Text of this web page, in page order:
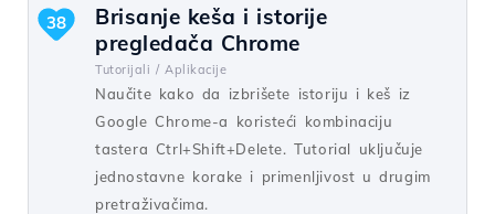
Brisanje keša i istorije
pregledača Chrome
Tutorijali / Aplikacije
Naučite kako da izbrišete istoriju i keš iz
Google Chrome-a koristeći kombinaciju
tastera Ctrl+Shift+Delete. Tutorial uključuje
jednostavne korake i primenljivost u drugim
pretraživačima.
38